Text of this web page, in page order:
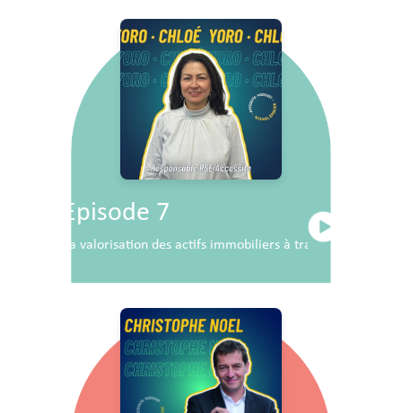
Episode 7
La valorisation des actifs immobiliers à travers la RSE